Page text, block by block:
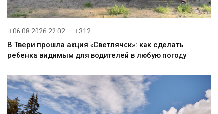
06.08.2026 22:02 312
В Твери прошла акция «Светлячок»: как сделать
ребенка видимым для водителей в любую погоду